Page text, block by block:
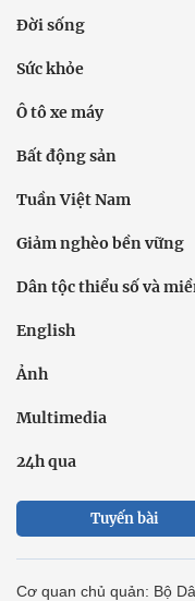
Đời sống
Sức khỏe
Ô tô xe máy
Bất động sản
Tuần Việt Nam
Giảm nghèo bền vững
Dân tộc thiểu số và
English
Ảnh
Multimedia
24h qua
Tuyến bài
Cơ quan chủ quản: Bộ